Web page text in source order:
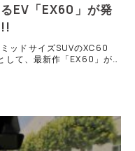
EV「EX60」が発
ッドサイズSUVのXC60
して、最新作「EX60」が
ても、最大航続距離が800
EX60の実力をジャッジす